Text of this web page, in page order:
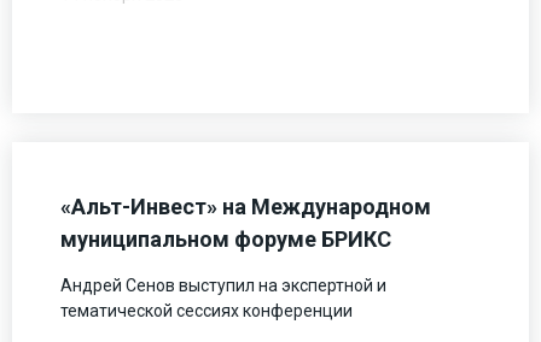
«Альт-Инвест» на Международном
муниципальном форуме БРИКС
Андрей Сенов выступил на экспертной и
тематической сессиях конференции